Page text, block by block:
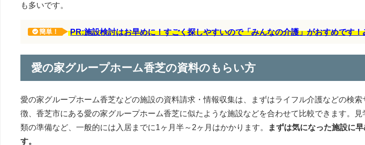
も多いです。
簡単！ PR:施設検討はお早めに！すごく探しやすいので「みんなの介護」がおすめです
愛の家グループホーム香芝の資料のもらい方
愛の家グループホーム香芝などの施設の資料請求・情報収集は、まずはライフル介護などの検
徴、香芝市にある愛の家グループホーム香芝に似たような施設などを合わせて比較できます。
類の準備など、一般的には入居までに1ヶ月半～2ヶ月はかかります。
まずは気になった施設に
す。